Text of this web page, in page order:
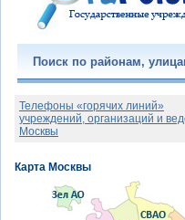
Поиск по районам,
Телефоны «горячих линий»
учреждений, организаций и
Москвы